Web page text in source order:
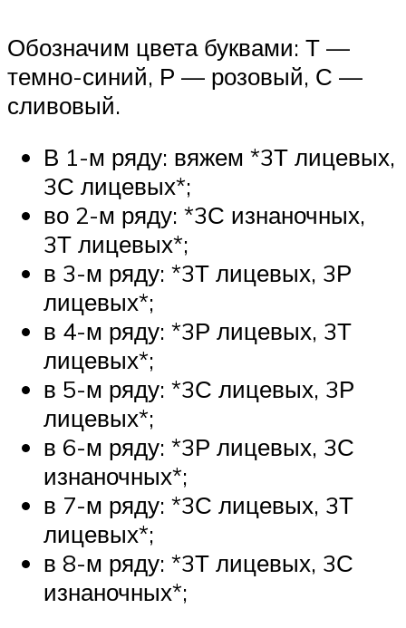
Обозначим цвета буквами: Т —
темно-синий, Р — розовый, С —
сливовый.
В 1-м ряду: вяжем *3Т лицевых,
3С лицевых*;
во 2-м ряду: *3С изнаночных,
3Т лицевых*;
в 3-м ряду: *3Т лицевых, 3Р
лицевых*;
в 4-м ряду: *3Р лицевых, 3Т
лицевых*;
в 5-м ряду: *3С лицевых, 3Р
лицевых*;
в 6-м ряду: *3Р лицевых, 3С
изнаночных*;
в 7-м ряду: *3С лицевых, 3Т
лицевых*;
в 8-м ряду: *3Т лицевых, 3С
изнаночных*;